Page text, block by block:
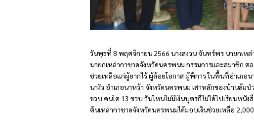
วันพุธที่ 8 พฤศจิกายน 2566 นางสงวน จันทร์พร นายกเห
นายกเหล่ากาชาดจังหวัดนครพนม กรรมการและสมาชิก
ช่วยเหลือแก่ผู้ยากไร้ ผู้ด้อยโอกาส ผู้พิการ ในพื้นที่อำเภอ
นางัว อำเภอนาหว้า จังหวัดนครพนม เสาหลักของบ้านล้ม
ขวบ คนโต 13 ขวบ วันไหนไม่มีเงินบุตรก็ไม่ได้ไปเรียนห
ต้นเหล่ากาชาดจังหวัดนครพนมได้มอบเงินช่วยเหลือ